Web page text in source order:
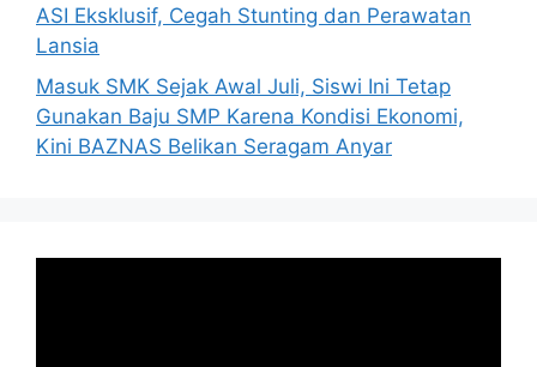
ASI Eksklusif, Cegah Stunting dan Perawatan
Lansia
Masuk SMK Sejak Awal Juli, Siswi Ini Tetap
Gunakan Baju SMP Karena Kondisi Ekonomi,
Kini BAZNAS Belikan Seragam Anyar